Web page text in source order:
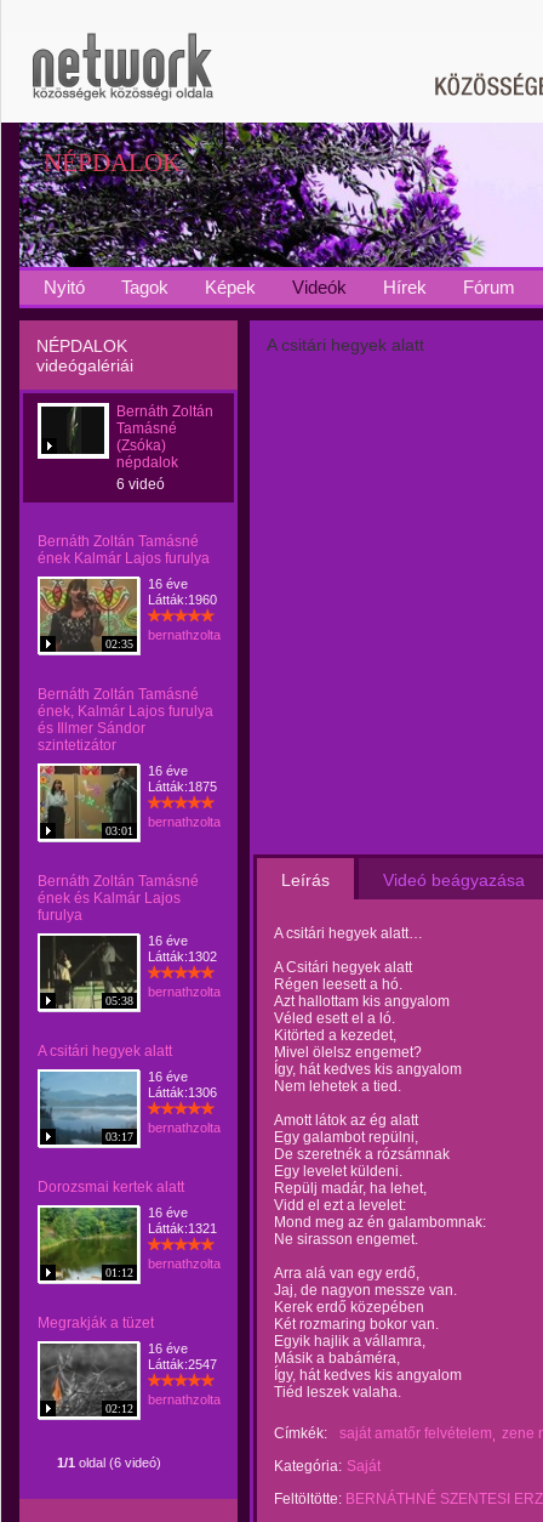
NÉPDALOK
Nyitó Tagok Képek Videók Hírek Fórum
NÉPDALOK
videógalériái
Bernáth Zoltán
Tamásné
(Zsóka)
népdalok
6 videó
Bernáth Zoltán Tamásné
ének Kalmár Lajos furulya
02:35
16 éve
Látták:1960
bernathzoltantamasne
Bernáth Zoltán Tamásné
ének, Kalmár Lajos furulya
és Illmer Sándor
szintetizátor
03:01
16 éve
Látták:1875
bernathzoltantamasne
Bernáth Zoltán Tamásné
ének és Kalmár Lajos
furulya
05:38
16 éve
Látták:1302
bernathzoltantamasne
A csitári hegyek alatt
03:17
16 éve
Látták:1306
bernathzoltantamasne
Dorozsmai kertek alatt
01:12
16 éve
Látták:1321
bernathzoltantamasne
Megrakják a tüzet
02:12
16 éve
Látták:2547
bernathzoltantamasne
1/1 oldal (6 videó)
A csitári hegyek alatt
Leírás Videó beágyazása
A csitári hegyek alatt…
A Csitári hegyek alatt
Régen leesett a hó.
Azt hallottam kis angyalom
Véled esett el a ló.
Kitörted a kezedet,
Mivel ölelsz engemet?
Így, hát kedves kis angyalom
Nem lehetek a tied.
Amott látok az ég alatt
Egy galambot repülni,
De szeretnék a rózsámnak
Egy levelet küldeni.
Repülj madár, ha lehet,
Vidd el ezt a levelet:
Mond meg az én galambomnak:
Ne sirasson engemet.
Arra alá van egy erdő,
Jaj, de nagyon messze van.
Kerek erdő közepében
Két rozmaring bokor van.
Egyik hajlik a vállamra,
Másik a babáméra,
Így, hát kedves kis angyalom
Tiéd leszek valaha.
Címkék: saját amatőr felvételem
zene
Kategória: Saját
Feltöltötte: BERNÁTHNÉ SZENTESI